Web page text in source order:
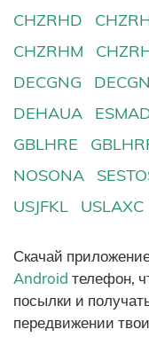
CHZRHD
CHZRHM
DECGNG
DEHAUA
GBLHRE
NOSONA
USJFKL
USLAXC
Скачай
Android телефон,
посылки и
передвижении